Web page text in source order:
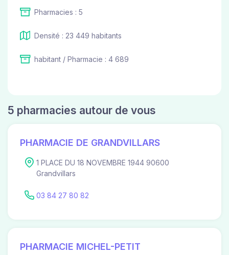
Pharmacies : 5
Densité : 23 449 habitants
habitant / Pharmacie : 4 689
5 pharmacies autour de vous
PHARMACIE DE GRANDVILLARS
1 PLACE DU 18 NOVEMBRE 1944 90600
Grandvillars
03 84 27 80 82
PHARMACIE MICHEL-PETIT